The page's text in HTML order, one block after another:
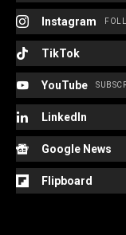
Instagram
TikTok
YouTube
LinkedIn
Google News
Flipboard